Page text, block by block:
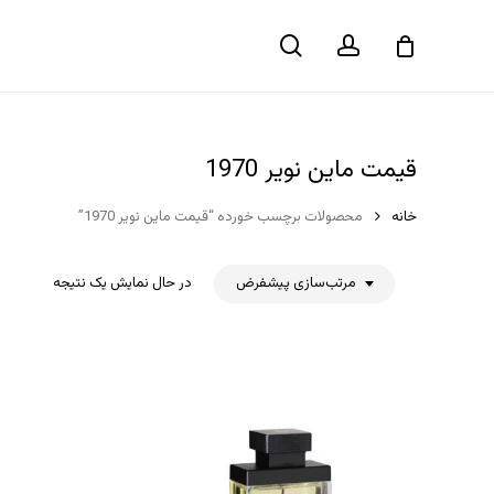
جستجوحساب
کاربری سبد خرید
قیمت ماین نویر 1970
خانه محصولات برچسب خورده “قیمت ماین نویر 1970”
در حال نمایش یک نتیجه مرتب‌سازی پیشفرض